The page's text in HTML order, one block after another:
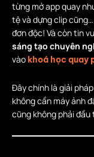
từng mở app quay
tệ và dựng clip
đơn độc! Và còn tin
sáng tạo chuyên
vào khoá học quay
Đây chính là giải
không cần máy ảnh
cũng không phải